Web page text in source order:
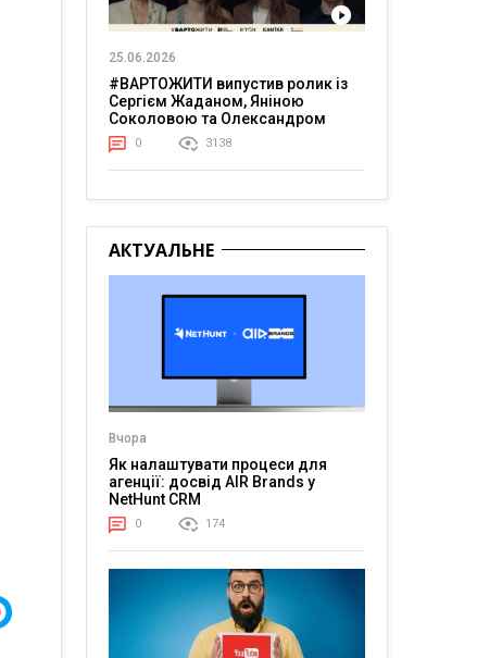
25.06.2026
#ВАРТОЖИТИ випустив ролик із
Сергієм Жаданом, Яніною
Соколовою та Олександром
Тереном про життя в постійній
напрузі
0 3138
АКТУАЛЬНЕ
Вчора
Як налаштувати процеси для
агенції: досвід AIR Brands у
NetHunt CRM
0 174